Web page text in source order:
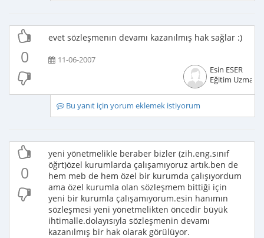
0
evet sözleşmenın devamı kazanılmış hak sağlar :)
11-06-2007
Esin ESER
Eğitim Uzmanı
Bu yanıt için yorum eklemek istiyorum
0
yeni yönetmelikle beraber bizler (zih.eng.sınıf
öğrt)özel kurumlarda çalışamıyoruz artık.ben de
hem meb de hem özel bir kurumda çalışıyordum
ama özel kurumla olan sözleşmem bittiği için
yeni bir kurumla çalışamıyorum.esin hanımın
sözleşmesi yeni yönetmelikten öncedir büyük
ihtimalle.dolayısıyla sözleşmenin devamı
kazanılmış bir hak olarak görülüyor.